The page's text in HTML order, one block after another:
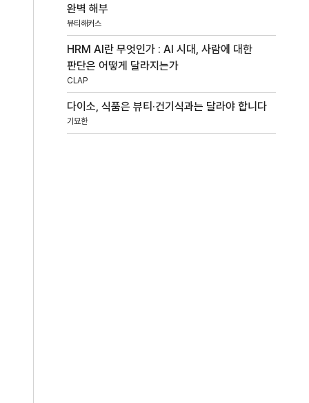
완벽 해부
뷰티해커스
HRM AI란 무엇인가 : AI 시대, 사람에 대한
판단은 어떻게 달라지는가
CLAP
다이소, 식품은 뷰티·건기식과는 달라야 합니다
기묘한